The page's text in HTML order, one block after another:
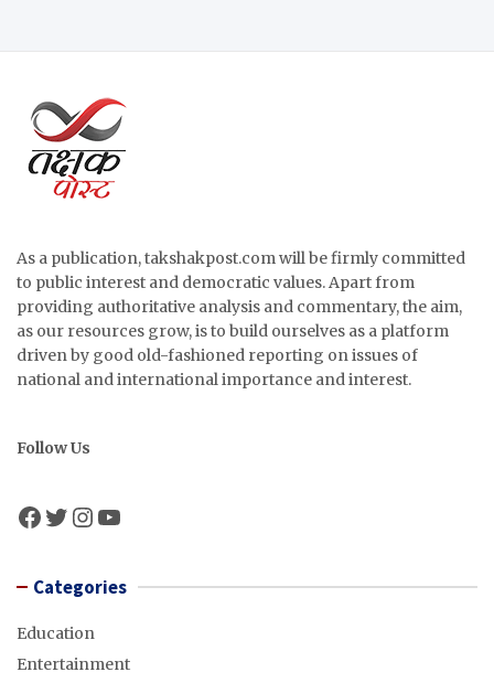
As a publication, takshakpost.com will be firmly committed
to public interest and democratic values. Apart from
providing authoritative analysis and commentary, the aim,
as our resources grow, is to build ourselves as a platform
driven by good old-fashioned reporting on issues of
national and international importance and interest.
Follow Us
Facebook
Twitter
Instagram
YouTube
Categories
Education
Entertainment